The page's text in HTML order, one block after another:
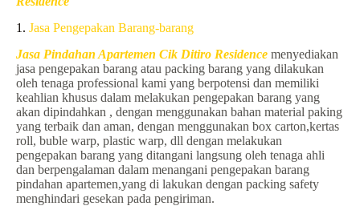
1. Jasa Pengepakan Barang-barang
Jasa Pindahan Apartemen Cik Ditiro Residence menyediakan
jasa pengepakan barang atau packing barang yang dilakukan
oleh tenaga professional kami yang berpotensi dan memiliki
keahlian khusus dalam melakukan pengepakan barang yang
akan dipindahkan , dengan menggunakan bahan material paking
yang terbaik dan aman, dengan menggunakan box carton,kertas
roll, buble warp, plastic warp, dll dengan melakukan
pengepakan barang yang ditangani langsung oleh tenaga ahli
dan berpengalaman dalam menangani pengepakan barang
pindahan apartemen,yang di lakukan dengan packing safety
menghindari gesekan pada pengiriman.